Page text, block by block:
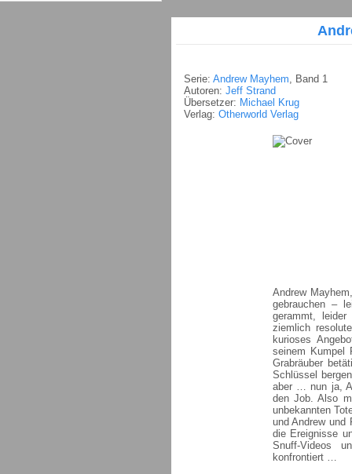
Serie: Andrew Mayhem, Band 1
Autoren: Jeff Strand
Übersetzer: Michael Krug
Verlag: Otherworld Verlag
Andrew
gebrauchen –
gerammt,
ziemlich
kurioses
seinem Kumpel
Grabräuber
Schlüssel
aber … nun ja,
den Job. Also
unbekannten
und Andrew und
die Ereignisse
Snuff-Videos
konfrontiert …